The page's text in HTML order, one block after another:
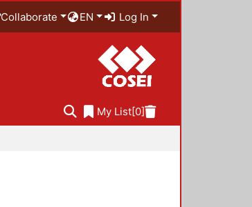
Collaborate EN Log In
My List[0]